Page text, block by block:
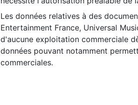
Les données relatives à des
Entertainment France, Universal
d'aucune exploitation commerciale
données pouvant notamment
commerciales.